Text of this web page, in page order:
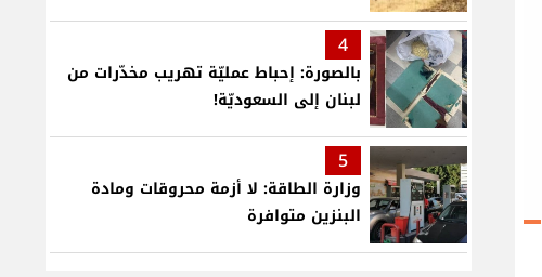
4
بالصورة: إحباط عمليّة تهريب مخدّرات من
لبنان إلى السعوديّة!
5
وزارة الطاقة: لا أزمة محروقات ومادة
البنزين متوافرة